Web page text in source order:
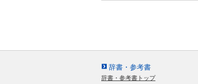
辞書・参考書
辞書・参考書トップ